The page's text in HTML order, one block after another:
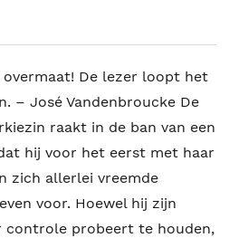
De lezer loopt het
– José Vandenbroucke De
raakt in de ban van een
hij voor het eerst met haar
zich allerlei vreemde
voor. Hoewel hij zijn
controle probeert te houden,